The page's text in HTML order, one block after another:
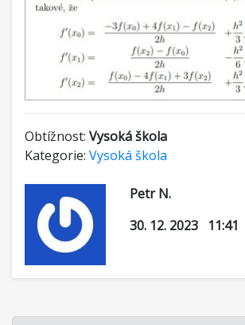
Obtížnost: Vysoká škola
Kategorie: Vysoká škola
Petr N.
30. 12. 2023 11:41